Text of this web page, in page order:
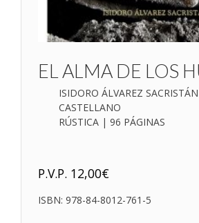
EL ALMA DE LOS
ISIDORO ÁLVAREZ SACRISTÁN
CASTELLANO
RÚSTICA | 96 PÁGINAS
P.V.P. 12,00€
ISBN: 978-84-8012-761-5